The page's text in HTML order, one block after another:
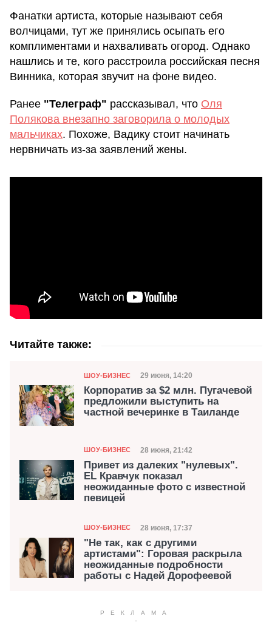
Фанатки артиста, которые называют себя
волчицами, тут же принялись осыпать его
комплиментами и нахваливать огород. Однако
нашлись и те, кого расстроила российская песня
Винника, которая звучит на фоне видео.
Ранее "Телеграф" рассказывал, что Оля
Полякова внезапно заговорила о молодых
мальчиках. Похоже, Вадику стоит начинать
нервничать из-за заявлений жены.
Читайте также:
Категория
ШОУ-БИЗНЕС Дата публикации
29 июня, 14:20
Корпоратив за $2 млн. Пугачевой
предложили выступить на
частной вечеринке в Таиланде
Категория
ШОУ-БИЗНЕС Дата публикации
28 июня, 21:42
Привет из далеких "нулевых".
EL Кравчук показал
неожиданные фото с известной
певицей
Категория
ШОУ-БИЗНЕС Дата публикации
28 июня, 17:37
"Не так, как с другими
артистами": Горовая раскрыла
неожиданные подробности
работы с Надей Дорофеевой